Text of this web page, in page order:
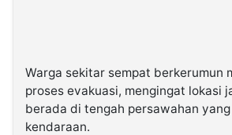
Warga sekitar sempat berkerumun
proses evakuasi, mengingat lokasi
berada di tengah persawahan
kendaraan.